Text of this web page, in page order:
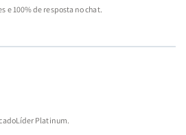
e 100% de resposta no chat.
Platinum.